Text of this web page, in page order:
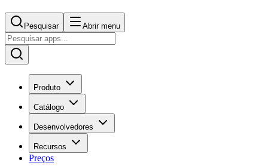
Pesquisar Abrir menu
Produto
Catálogo
Desenvolvedores
Recursos
Preços